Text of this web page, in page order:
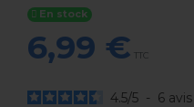
En stock
6,99 € TTC
4.5/5 - 6 avis